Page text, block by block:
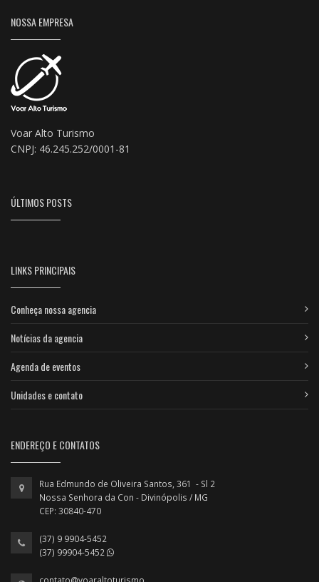
NOSSA EMPRESA
Voar Alto Turismo
CNPJ: 46.245.252/0001-81
ÚLTIMOS POSTS
LINKS PRINCIPAIS
Conheça nossa agencia
Notícias da agencia
Agenda de eventos
Unidades e contato
ENDEREÇO E CONTATOS
Rua Edmundo de Oliveira Santos, 361 - Sl 2
Nossa Senhora da Con - Divinópolis / MG
CEP: 30840-470
(37) 9 9904-5452
(37) 99904-5452